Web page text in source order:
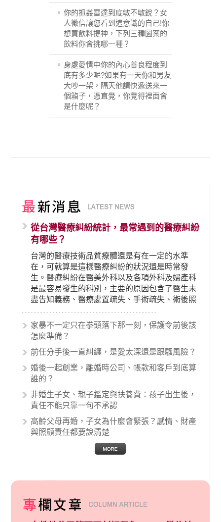
你的抓姦雷達到底敏不敏銳？女
人徵信讓您看到遣意識的自己!你
想買飲料提神，下列三種圖案的
飲料你會挑哪一種？
身處愛情中你的內心善良程度到
底有多少呢?如果有一天你和男友
大吵一架，隔天他請快遞送來一
個箱子，憑直覺，你覺得裡面會
是什麼呢？
從台灣醫療糾紛統計，最常遇到的醫療糾紛
有哪些？
台灣的醫療技術品質療體還是有在一定的水準
在，可就算是這樣醫療糾紛的狀況還是時常發
生。醫療糾紛在醫美外科以及各項外科及婦產科
是最容易發生的科別，主要的原因包含了醫生未
盡告知義務、醫療處置疏失、手術疏失、術後照
顧失當、醫療費用的收取。雖然醫學進步，但醫
生與病患之間引起的糾紛還是經常發生。很多案
例中最後都走向訴訟流程，我們如果不幸遇到相
的內容其實非常多，有些案例…
家暴不一定只在拳頭落下那一刻，保護令前後該
怎麼準備？
前任分手後一直糾纏，是愛太深還是跟騷風險？
婚後一起創業，離婚時公司、帳款和客戶到底算
誰的？
非婚生子女、親子鑑定與扶養費：孩子出生後，
責任不能只靠一句不承認
高齡父母再婚，子女為什麼會緊張？感情、財產
與照顧責任都要說清楚